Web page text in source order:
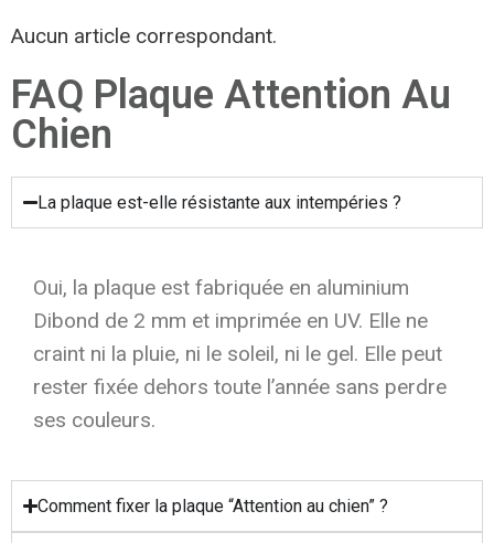
Aucun article correspondant.
FAQ Plaque Attention Au
Chien
La plaque est-elle résistante aux intempéries ?
Oui, la plaque est fabriquée en aluminium
Dibond de 2 mm et imprimée en UV. Elle ne
craint ni la pluie, ni le soleil, ni le gel. Elle peut
rester fixée dehors toute l’année sans perdre
ses couleurs.
Comment fixer la plaque “Attention au chien” ?